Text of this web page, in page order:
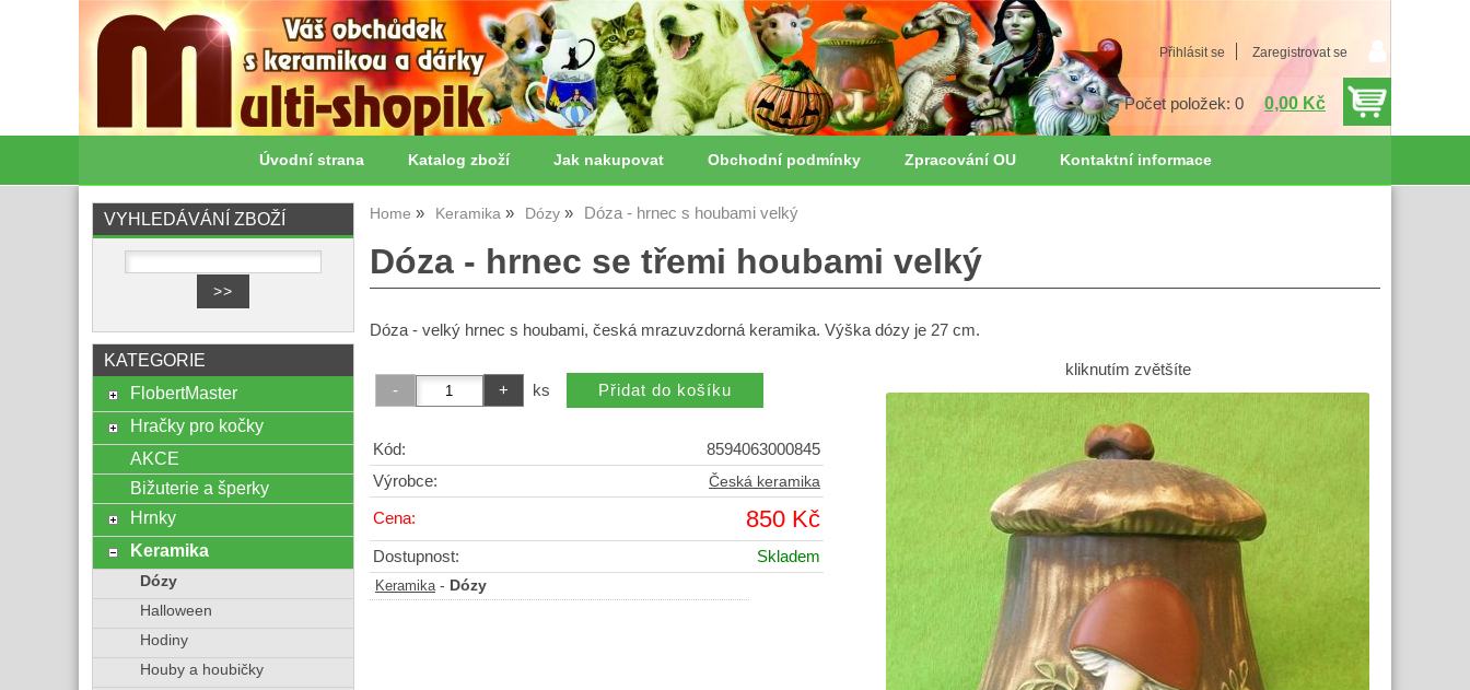
Přihlásit se Zaregistrovat se
Počet položek: 0 0,00 Kč
Úvodní strana Katalog zboží Jak nakupovat Obchodní podmínky Zpracování OU Kontaktní informace
Home Keramika Dózy Dóza - hrnec s houbami velký
Dóza - hrnec se třemi houbami velký
Dóza - velký hrnec s houbami, česká mrazuvzdorná keramika. Výška dózy je 27 cm.
kliknutím zvětšíte
ks
Kód:
8594063000845
Výrobce:
Česká keramika
Cena: 850 Kč
Dostupnost: Skladem
Keramika - Dózy
VYHLEDÁVÁNÍ ZBOŽÍ
KATEGORIE
FlobertMaster
Hračky pro kočky
AKCE
Bižuterie a šperky
Hrnky
Keramika
Dózy
Halloween
Hodiny
Houby a houbičky